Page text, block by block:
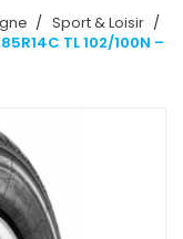
Sport & Loisir
TL 102/100N –